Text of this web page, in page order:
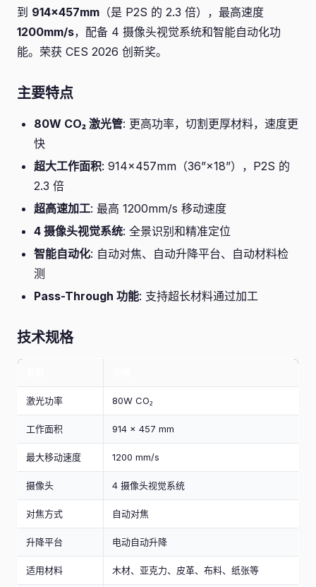
到 914×457mm （是 P2S 的 2.3 倍），最高速度
1200mm/s，配备 4 摄像头视觉系统和智能自动化功
能。荣获 CES 2026 创新奖。
主要特点
80W CO₂ 激光管: 更高功率，切割更厚材料，速度更
快
超大工作面积: 914×457mm（36”×18”），P2S 的
2.3 倍
超高速加工: 最高 1200mm/s 移动速度
4 摄像头视觉系统: 全景识别和精准定位
智能自动化: 自动对焦、自动升降平台、自动材料检
测
Pass-Through 功能: 支持超长材料通过加工
技术规格
激光功率 80W CO₂
工作面积 914 × 457 mm
最大移动速度 1200 mm/s
摄像头 4 摄像头视觉系统
对焦方式 自动对焦
升降平台 电动自动升降
适用材料 木材、亚克力、皮革、布料、纸张等